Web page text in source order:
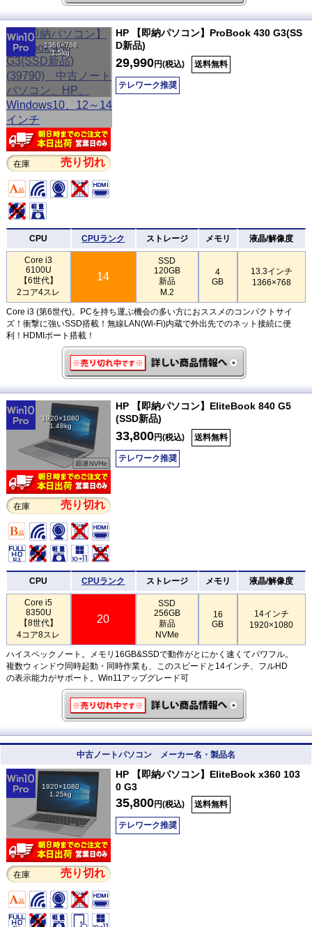
1366×768
1.5kg
在庫 売り切れ
HP 【即納パソコン】ProBook 430 G3(SS
D新品)
29,990円(税込) 送料無料
テレワーク推奨
CPU CPUランク ストレージ メモリ 液晶/解像度
Core i3
6100U
【6世代】
2コア4スレ
14
SSD
120GB
新品
M.2
4
GB
13.3インチ
1366×768
Core i3 (第6世代)。PCを持ち運ぶ機会の多い方におススメのコンパクトサイ
ズ！衝撃に強いSSD搭載！無線LAN(Wi-Fi)内蔵で外出先でのネット接続に便
利！HDMIポート搭載！
1920×1080
1.48kg
在庫 売り切れ
HP 【即納パソコン】EliteBook 840 G5
(SSD新品)
33,800円(税込) 送料無料
テレワーク推奨
CPU CPUランク ストレージ メモリ 液晶/解像度
Core i5
8350U
【8世代】
4コア8スレ
20
SSD
256GB
新品
NVMe
16
GB
14インチ
1920×1080
ハイスペックノート。メモリ16GB&SSDで動作がとにかく速くてパワフル。
複数ウィンドウ同時起動・同時作業も、このスピードと14インチ、フルHD
の表示能力がサポート。Win11アップグレード可
中古ノートパソコン メーカー名・製品名
1920×1080
1.25kg
在庫 売り切れ
HP 【即納パソコン】EliteBook x360 103
0 G3
35,800円(税込) 送料無料
テレワーク推奨